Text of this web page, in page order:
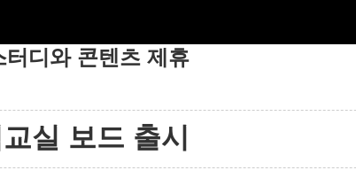
디와 콘텐츠 제휴
실 보드 출시